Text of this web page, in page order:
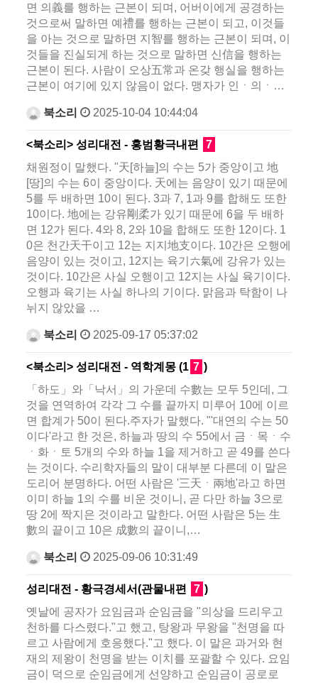
면 의義를 행하는 근본이 되며, 어버이에게 공경하는
것으로써 말하면 예禮를 행하는 근본이 되고, 이것들
을 아는 것으로 말하면 지智를 행하는 근본이 되며, 이
것들을 진실되게 하는 것으로 말하면 신信을 행하는
근본이 된다. 사람이 오상五常과 온갖 행실을 행하는
근본이 여기에 있지 않음이 없다. 맹자가 인ㆍ의ㆍ…
북소리 2025-10-04 10:44:04
<북소리> 성리대전 - 홍범황극내편
7
채원정이 말했다. "天[하늘]의 수는 5가 중앙이고 地
[땅]의 수는 6이 중앙이다. 天에는 음양이 있기 때문에
5를 두 배하면 10이 된다. 3과 7, 1과 9를 합해도 또한
10이다. 地에는 강유剛柔가 있기 때문에 6을 두 배하
면 12가 된다. 4와 8, 2와 10을 합해도 또한 12이다. 1
0은 천간天干이고 12는 지지地支이다. 10간은 오행에
음양이 있는 것이고, 12지는 육기六氣에 강유가 있는
것이다. 10간은 사실 오행이고 12지는 사실 육기이다.
오행과 육기는 사실 하나의 기이다. 맑음과 탁함이 나
뉘지 않았을 …
북소리 2025-09-17 05:37:02
<북소리> 성리대전 - 역학계몽 (1 7 )
「하도」와「낙서」의 가운데 수數는 모두 5인데, 그
것을 연역하여 각각 그 수를 끝까지 미루어 10에 이르
면 합계가 50이 된다.주자가 말했다. "'대연의 수는 50
이다'라고 한 것은, 하늘과 땅의 수 55에서 금ㆍ목ㆍ수
ㆍ화ㆍ토 5개의 수와 하늘 1을 제거하고 곧 49를 쓴다
는 것이다. 수리학자들의 말이 대부분 다른데 이 말은
도리어 분명하다. 어떤 사람은 '三天ㆍ兩地'라고 하면
이미 하늘 1의 수를 비운 것이니, 곧 다만 하늘 3으로
땅 2에 짝지은 것이라고 말한다. 어떤 사람은 5는 生
數의 끝이고 10은 成數의 끝이니,…
북소리 2025-09-06 10:31:49
성리대전 - 황극경세서(관물내편 7 )
옛날에 공자가 요임금과 순임금을 "의상을 드리우고
천하를 다스렸다."고 했고, 탕왕과 무왕을 "천명을 따
르고 사람에게 호응했다."고 했다. 이 말은 과거와 현
재의 제왕이 천명을 받는 이치를 포괄할 수 있다. 요임
금이 덕으로 순임금에게 선양하고 순임금이 공로로